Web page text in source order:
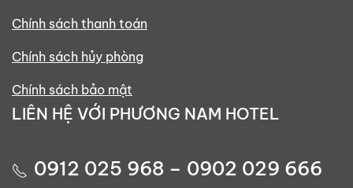
Chính sách thanh toán
Chính sách hủy phòng
Chính sách bảo mật
LIÊN HỆ VỚI PHƯƠNG NAM HOTEL
0912 025 968 – 0902 029 666